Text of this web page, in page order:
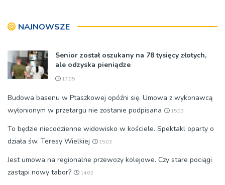
NAJNOWSZE
Senior został oszukany na 78 tysięcy złotych,
ale odzyska pieniądze
17:05
Budowa basenu w Ptaszkowej opóźni się. Umowa z wykonawcą
wyłonionym w przetargu nie zostanie podpisana
15:03
To będzie niecodzienne widowisko w kościele. Spektakl oparty o
działa św. Teresy Wielkiej
15:03
Jest umowa na regionalne przewozy kolejowe. Czy stare pociągi
zastąpi nowy tabor?
14:02